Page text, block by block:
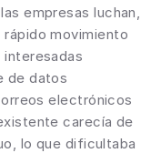
empresas luchan,
movimiento
de datos
electrónicos
carecía de
lo que dificultaba